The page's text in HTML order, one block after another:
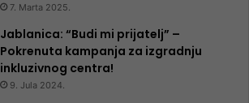
7. Marta 2025.
Jablanica: “Budi mi prijatelj” –
Pokrenuta kampanja za izgradnju
inkluzivnog centra!
9. Jula 2024.